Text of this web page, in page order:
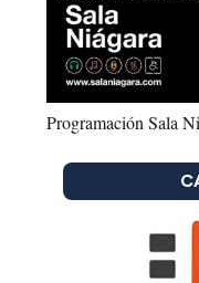
Programación Sala